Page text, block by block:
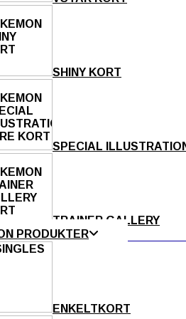
SHINY KORT
SPECIAL
TRAINER GALLERY
PRODUKTER
ENKELTKORT